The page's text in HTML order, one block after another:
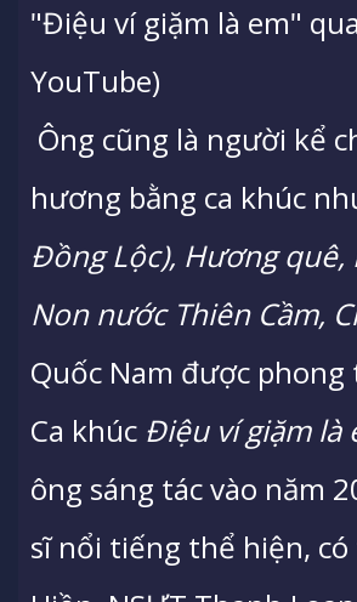
"Điệu ví giặm là em"
YouTube)
Ông cũng là người kể
hương bằng ca khúc
Đồng Lộc), Hương
Non nước Thiên Cầm,
Quốc Nam được
Ca khúc Điệu ví giặm là
ông sáng tác vào năm
sĩ nổi tiếng thể hiện,